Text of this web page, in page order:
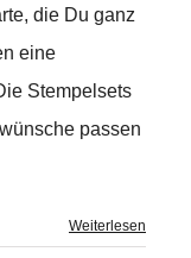
die Du ganz
eine
Stempelsets
passen
Weiterlesen